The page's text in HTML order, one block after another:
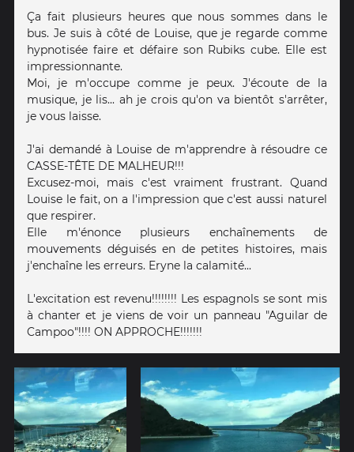
Ça fait plusieurs heures que nous sommes dans le
bus. Je suis à côté de Louise, que je regarde comme
hypnotisée faire et défaire son Rubiks cube. Elle est
impressionnante.
Moi, je m'occupe comme je peux. J'écoute de la
musique, je lis... ah je crois qu'on va bientôt s'arrêter,
je vous laisse.
J'ai demandé à Louise de m'apprendre à résoudre ce
CASSE-TÊTE DE MALHEUR!!!
Excusez-moi, mais c'est vraiment frustrant. Quand
Louise le fait, on a l'impression que c'est aussi naturel
que respirer.
Elle m'énonce plusieurs enchaînements de
mouvements déguisés en de petites histoires, mais
j'enchaîne les erreurs. Eryne la calamité...
L'excitation est revenu!!!!!!!! Les espagnols se sont mis
à chanter et je viens de voir un panneau "Aguilar de
Campoo"!!!! ON APPROCHE!!!!!!!